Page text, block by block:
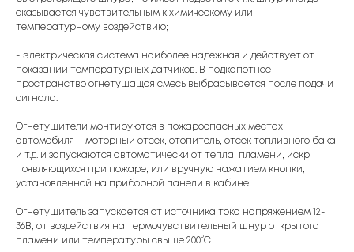
оказывается чувствительным к химическому или
температурному воздействию;
- электрическая система наиболее надежная и действует от
показаний температурных датчиков. В подкапотное
пространство огнетушащая смесь выбрасывается после подачи
сигнала.
Огнетушители монтируются в пожароопасных местах
автомобиля – моторный отсек, отопитель, отсек топливного бака
и т.д. и запускаются автоматически от тепла, пламени, искр,
появляющихся при пожаре, или вручную нажатием кнопки,
установленной на приборной панели в кабине.
Огнетушитель запускается от источника тока напряжением 12-
36В, от воздействия на термочувствительный шнур открытого
пламени или температуры свыше 200°С.